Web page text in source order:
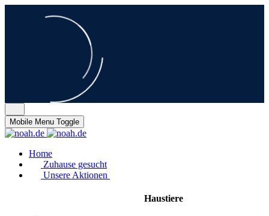
Mobile Menu Toggle
Home
Zuhause gesucht
Unsere Aktionen
Haustiere